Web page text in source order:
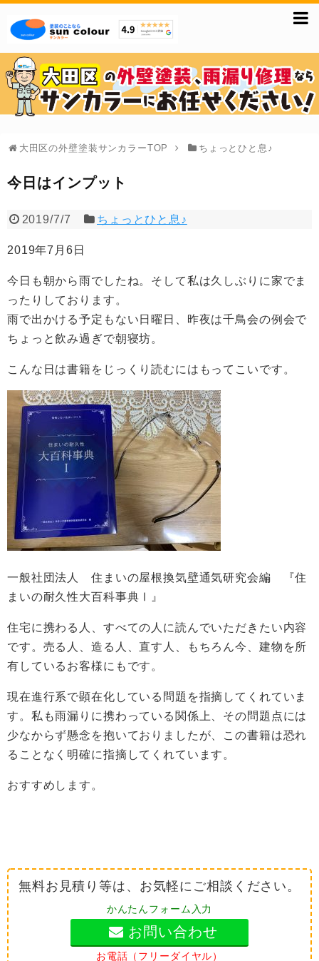
大田区の外壁塗装サンカラーTOP ちょっとひと息♪
今日はインプット
2019/7/7 ちょっとひと息♪
2019年7月6日
今日も朝から雨でしたね。そして私は久しぶりに家でま
ったりしております。
雨で出かける予定もない日曜日、昨夜は千鳥会の例会で
ちょっと飲み過ぎで朝寝坊。
こんな日は書籍をじっくり読むにはもってこいです。
一般社団法人 住まいの屋根換気壁通気研究会編 『住
まいの耐久性大百科事典Ⅰ』
住宅に携わる人、すべての人に読んでいただきたい内容
です。売る人、造る人、直す人、もちろん今、建物を所
有しているお客様にもです。
現在進行系で顕在化している問題を指摘してくれていま
す。私も雨漏りに携わっている関係上、その問題点には
少なからず懸念を抱いておりましたが、この書籍は恐れ
ることなく明確に指摘してくれています。
おすすめします。
無料お見積り等は、お気軽にご相談ください。
かんたんフォーム入力
お問い合わせ
お電話（フリーダイヤル）